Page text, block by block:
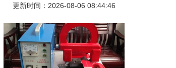
置在特斯拉工厂分布式光伏项目中的应用
更新时间：2026-08-06 08:44:46